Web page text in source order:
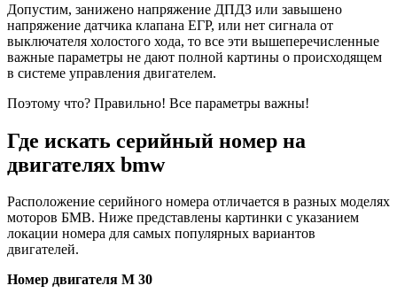
Допустим, занижено напряжение ДПДЗ или завышено
напряжение датчика клапана ЕГР, или нет сигнала от
выключателя холостого хода, то все эти вышеперечисленные
важные параметры не дают полной картины о происходящем
в системе управления двигателем.
Поэтому что? Правильно! Все параметры важны!
Где искать серийный номер на
двигателях bmw
Расположение серийного номера отличается в разных моделях
моторов БМВ. Ниже представлены картинки с указанием
локации номера для самых популярных вариантов
двигателей.
Номер двигателя M 30